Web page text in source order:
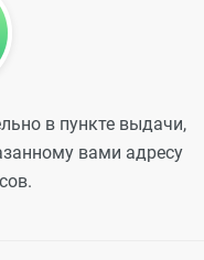
в пункте выдачи,
вами адресу